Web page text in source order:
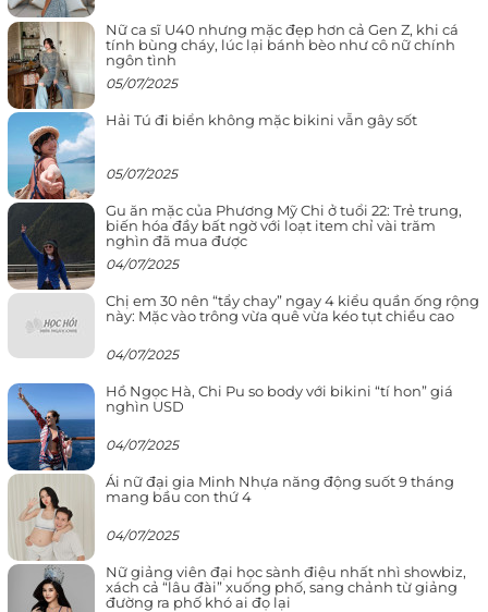
Nữ ca sĩ U40 nhưng mặc đẹp hơn cả Gen Z, khi cá
tính bùng cháy, lúc lại bánh bèo như cô nữ chính
ngôn tình
05/07/2025
Hải Tú đi biển không mặc bikini vẫn gây sốt
05/07/2025
Gu ăn mặc của Phương Mỹ Chi ở tuổi 22: Trẻ trung,
biến hóa đầy bất ngờ với loạt item chỉ vài trăm
nghìn đã mua được
04/07/2025
Chị em 30 nên “tẩy chay” ngay 4 kiểu quần ống rộng
này: Mặc vào trông vừa quê vừa kéo tụt chiều cao
04/07/2025
Hồ Ngọc Hà, Chi Pu so body với bikini “tí hon” giá
nghìn USD
04/07/2025
Ái nữ đại gia Minh Nhựa năng động suốt 9 tháng
mang bầu con thứ 4
04/07/2025
Nữ giảng viên đại học sành điệu nhất nhì showbiz,
xách cả “lâu đài” xuống phố, sang chảnh từ giảng
đường ra phố khó ai đọ lại